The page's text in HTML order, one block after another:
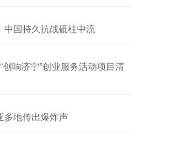
中国持久抗战砥柱中流
响济宁”创业服务活动项目清
多地传出爆炸声